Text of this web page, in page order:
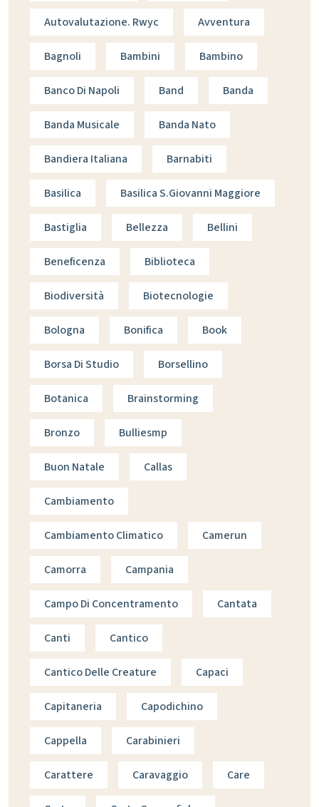
Autovalutazione. Rwyc Avventura
Bagnoli Bambini Bambino
Banco Di Napoli Band Banda
Banda Musicale Banda Nato
Bandiera Italiana Barnabiti
Basilica Basilica S.giovanni Maggiore
Bastiglia Bellezza Bellini
Beneficenza Biblioteca
Biodiversità Biotecnologie
Bologna Bonifica Book
Borsa Di Studio Borsellino
Botanica Brainstorming
Bronzo Bulliesmp
Buon Natale Callas
Cambiamento
Cambiamento Climatico Camerun
Camorra Campania
Campo Di Concentramento Cantata
Canti Cantico
Cantico Delle Creature Capaci
Capitaneria Capodichino
Cappella Carabinieri
Carattere Caravaggio Care